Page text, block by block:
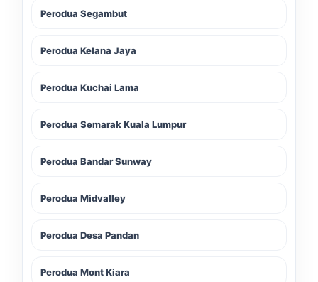
Perodua Segambut
Perodua Kelana Jaya
Perodua Kuchai Lama
Perodua Semarak Kuala Lumpur
Perodua Bandar Sunway
Perodua Midvalley
Perodua Desa Pandan
Perodua Mont Kiara